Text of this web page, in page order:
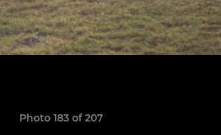
Photo 183 of 207